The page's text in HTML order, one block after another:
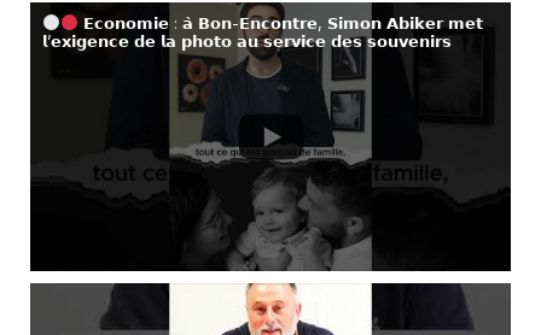
𝗘𝗰𝗼𝗻𝗼𝗺𝗶𝗲 : 𝗮̀ 𝗕𝗼𝗻-𝗘𝗻𝗰𝗼𝗻𝘁𝗿𝗲, 𝗦𝗶𝗺𝗼𝗻 𝗔𝗯𝗶𝗸𝗲𝗿 𝗺𝗲𝘁
𝗹’𝗲𝘅𝗶𝗴𝗲𝗻𝗰𝗲 𝗱𝗲 𝗹𝗮 𝗽𝗵𝗼𝘁𝗼 𝗮𝘂 𝘀𝗲𝗿𝘃𝗶𝗰𝗲 𝗱𝗲𝘀 𝘀𝗼𝘂𝘃𝗲𝗻𝗶𝗿𝘀